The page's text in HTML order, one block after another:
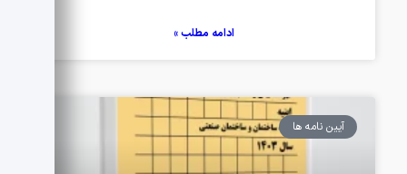
ادامه مطلب »
آیین نامه ها